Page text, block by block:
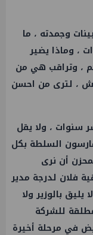
وجمدته ، ما
، وماذا يضير
، وتراقب هي من
، لترى من احسن
سنوات ، ولا يقل
السلطة بكل
أن نرى
فلان لدرجة مدير
بالوزير ولا
للشركة
في مرحلة أخيرة